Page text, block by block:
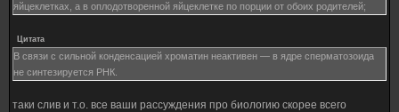
яйцеклетках, а в оплодотворенной яйцеклетке по порции от обоих родителей;
Цитата
В связи с сильной конденсацией хроматин неактивен — в ядре сперматозоида
не синтезируется РНК.
таки слив и т.о. все ваши рассуждения про биологию скорее всего